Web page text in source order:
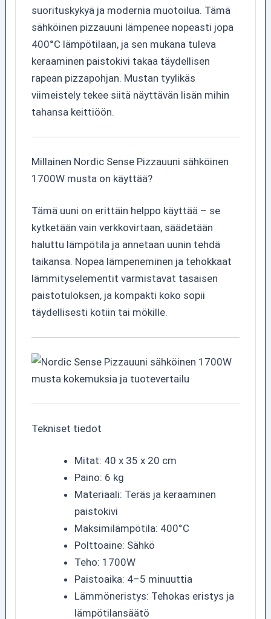
suorituskykyä ja modernia muotoilua. Tämä
sähköinen pizzauuni lämpenee nopeasti jopa
400°C lämpötilaan, ja sen mukana tuleva
keraaminen paistokivi takaa täydellisen
rapean pizzapohjan. Mustan tyylikäs
viimeistely tekee siitä näyttävän lisän mihin
tahansa keittiöön.
Millainen Nordic Sense Pizzauuni sähköinen
1700W musta on käyttää?
Tämä uuni on erittäin helppo käyttää – se
kytketään vain verkkovirtaan, säädetään
haluttu lämpötila ja annetaan uunin tehdä
taikansa. Nopea lämpeneminen ja tehokkaat
lämmityselementit varmistavat tasaisen
paistotuloksen, ja kompakti koko sopii
täydellisesti kotiin tai mökille.
Tekniset tiedot
Mitat: 40 x 35 x 20 cm
Paino: 6 kg
Materiaali: Teräs ja keraaminen
paistokivi
Maksimilämpötila: 400°C
Polttoaine: Sähkö
Teho: 1700W
Paistoaika: 4–5 minuuttia
Lämmöneristys: Tehokas eristys ja
lämpötilansäätö